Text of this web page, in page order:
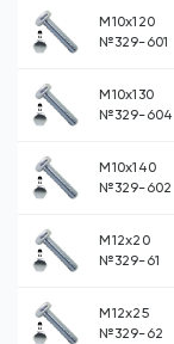
М10х120
№329-601
М10х130
№329-604
М10х140
№329-602
М12х20
№329-61
М12х25
№329-62